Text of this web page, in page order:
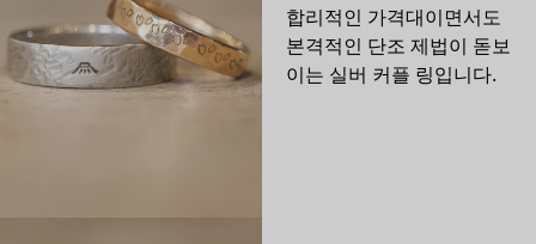
합리적인 가격대이면서도
본격적인 단조 제법이 돋보
이는 실버 커플 링입니다.